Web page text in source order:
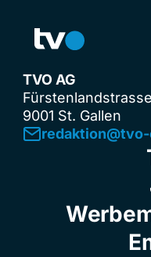
TVO AG
9001 St. Gallen